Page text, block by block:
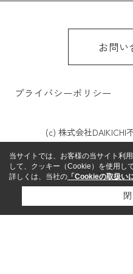
お問い
プライバシーポリシー
(c) 株式会社DAIKICHI
当サイトでは、お客様の当サイト利
して、クッキー（Cookie）を使用し
詳しくは、当社の 「Cookieの取扱い